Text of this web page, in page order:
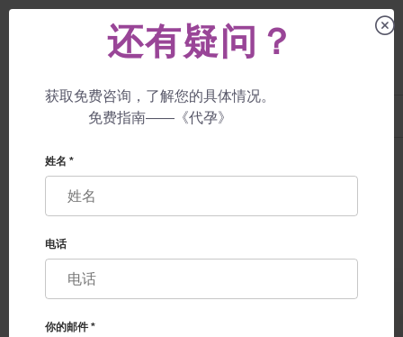
+38 057 760 48 29
代孕母亲
还有疑问？
获取免费咨询，了解您的具体情况。
免费指南——《代孕》
姓名 *
电话
你的邮件 *